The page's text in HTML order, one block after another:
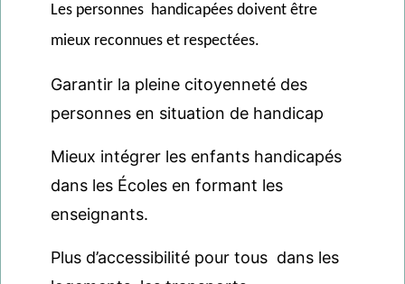
Les personnes handicapées doivent être
mieux reconnues et respectées.
Garantir la pleine citoyenneté des
personnes en situation de handicap
Mieux intégrer les enfants handicapés
dans les Écoles en formant les
enseignants.
Plus d’accessibilité pour tous dans les